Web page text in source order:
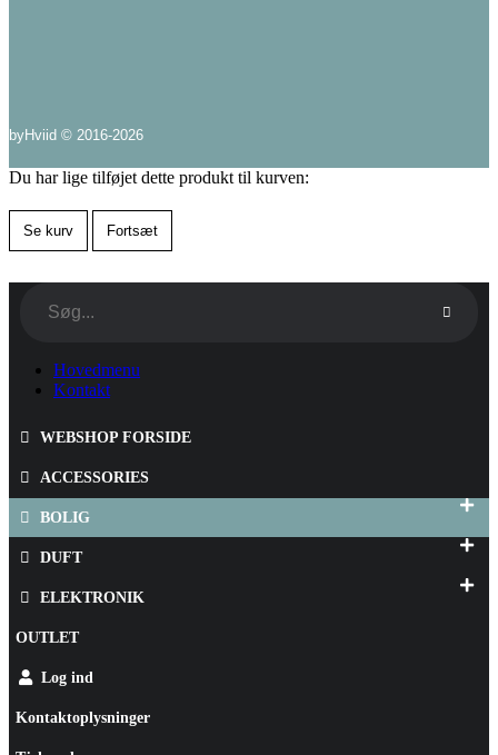
byHviid © 2016-2026
Du har lige tilføjet dette produkt til kurven:
Se kurv Fortsæt
Hovedmenu
Kontakt
WEBSHOP FORSIDE
ACCESSORIES
BOLIG
DUFT
ELEKTRONIK
OUTLET
Log ind
Kontaktoplysninger